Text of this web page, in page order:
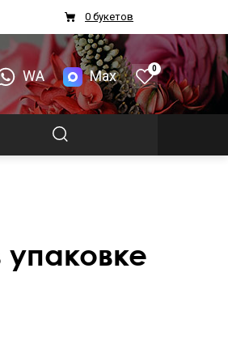
0 букетов
WA Max 0
упаковке